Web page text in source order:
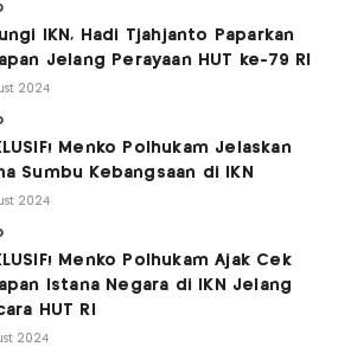
IKN, Hadi Tjahjanto Paparkan
Jelang Perayaan HUT ke-79 RI
2024
Menko Polhukam Jelaskan
Sumbu Kebangsaan di IKN
2024
Menko Polhukam Ajak Cek
Istana Negara di IKN Jelang
HUT RI
2024